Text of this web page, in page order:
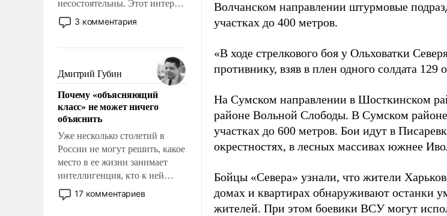
несостоятельны. Этот интерес
рационален и прагматичен. Он
обусловлен тысячелетним
фундаментальным знанием,
что мировая политика имеет
свойство заявляться на порог
нашего дома.
3 комментария
Дмитрий Губин
Почему «объясняющий
класс» не может ничего
объяснить
Уже несколько столетий в
России не могут решить, какое
место в ее жизни занимает
интеллигенция, кто к ней
принадлежит, а кого из нее
исключили с правом
17 комментариев
Волчанском направлении штурмовые
участках до 400 метров.
«В ходе стрелкового боя у Ольховатки
противнику, взяв в плен одного солдата
На Сумском направлении в Шосткинском
районе Вольной Слободы. В Сумском
участках до 600 метров. Бои идут в
окрестностях, в лесных массивах южнее
Бойцы «Севера» узнали, что жители
домах и квартирах обнаруживают останки
жителей. При этом боевики ВСУ могут